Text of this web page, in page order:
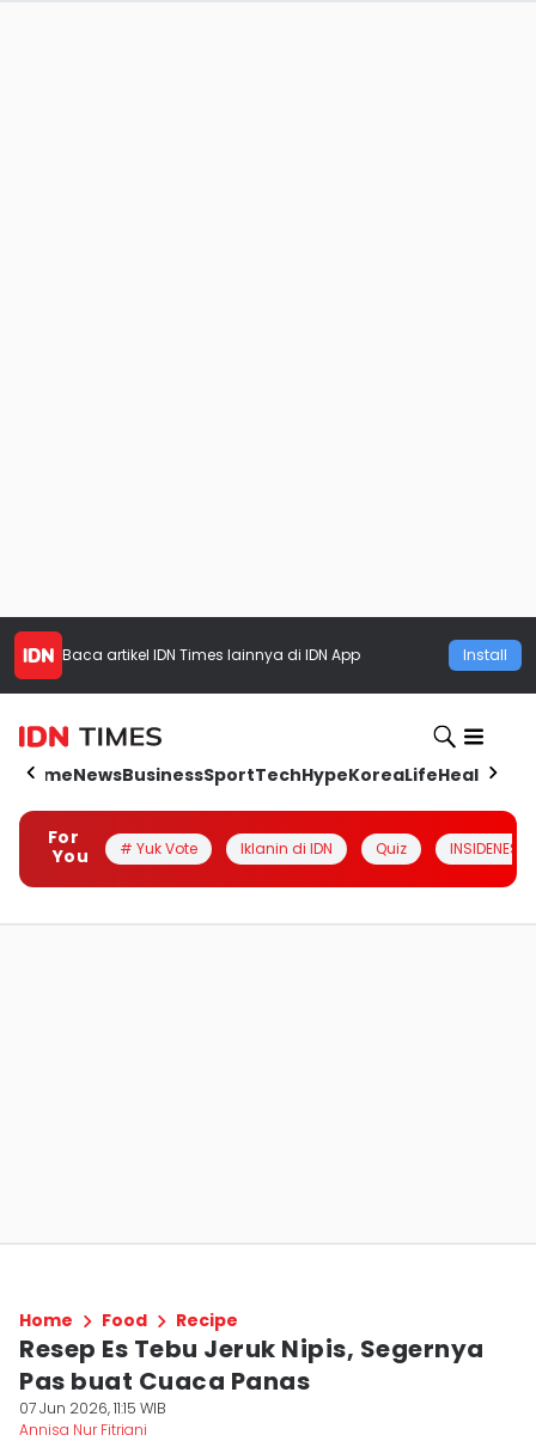
Baca artikel IDN Times lainnya di IDN App Install
HomeNewsBusinessSportTechHypeKoreaLifeHealth
For
You
# Yuk Vote Iklanin di IDN Quiz INSIDENESIA
Home Food Recipe
Resep Es Tebu Jeruk Nipis, Segernya
Pas buat Cuaca Panas
07 Jun 2026, 11:15 WIB
Annisa Nur Fitriani